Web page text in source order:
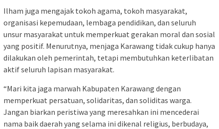
Ilham juga mengajak tokoh agama, tokoh masyarakat,
organisasi kepemudaan, lembaga pendidikan, dan seluruh
unsur masyarakat untuk memperkuat gerakan moral dan sosial
yang positif. Menurutnya, menjaga Karawang tidak cukup hanya
dilakukan oleh pemerintah, tetapi membutuhkan keterlibatan
aktif seluruh lapisan masyarakat.
“Mari kita jaga marwah Kabupaten Karawang dengan
memperkuat persatuan, solidaritas, dan soliditas warga.
Jangan biarkan peristiwa yang meresahkan ini mencederai
nama baik daerah yang selama ini dikenal religius, berbudaya,